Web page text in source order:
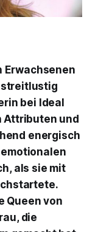
Erwachsenen
streitlustig
bei Ideal
Attributen und
energisch
emotionalen
als sie mit
Queen von
die